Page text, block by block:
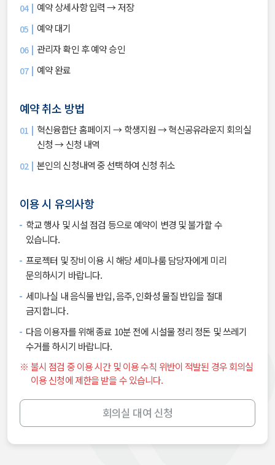
예약 상세사항 입력 → 저장
예약 대기
관리자 확인 후 예약 승인
예약 완료
예약 취소 방법
혁신융합단 홈페이지 → 학생지원 → 혁신공유라운지 회의실
신청 → 신청 내역
본인의 신청내역 중 선택하여 신청 취소
이용 시 유의사항
학교 행사 및 시설 점검 등으로 예약이 변경 및 불가할 수
있습니다.
프로젝터 및 장비 이용 시 해당 세미나룸 담당자에게 미리
문의하시기 바랍니다.
세미나실 내 음식물 반입, 음주, 인화성 물질 반입을 절대
금지합니다.
다음 이용자를 위해 종료 10분 전에 시설물 정리 정돈 및 쓰레기
수거를 하시기 바랍니다.
불시 점검 중 이용 시간 및 이용 수칙 위반이 적발된 경우 회의실
이용 신청에 제한을 받을 수 있습니다.
회의실 대여 신청